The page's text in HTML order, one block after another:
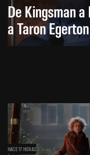
De Kingsman
a Taron
HACE 17 HORAS